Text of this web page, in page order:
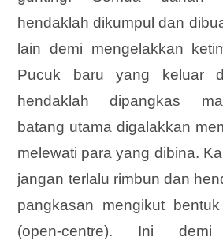
hendaklah dikumpul dan
lain demi mengelakkan
Pucuk baru yang keluar
hendaklah dipangkas
batang utama digalakkan
melewati para yang dibina.
jangan terlalu rimbun dan
pangkasan mengikut
(open-centre). Ini demi